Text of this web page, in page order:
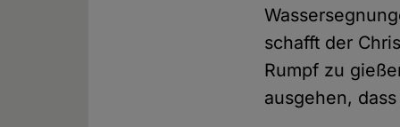
schafft der
Rumpf zu
ausgehen,